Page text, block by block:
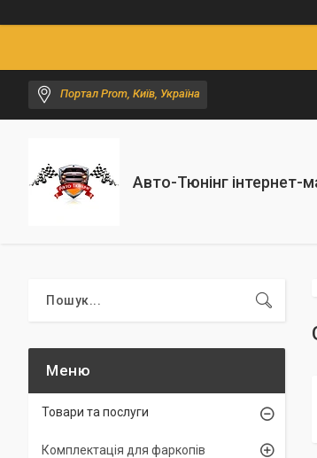
Портал Prom, Київ, Україна
Авто-Тюнінг інтернет-
Товари та послуги
Комплектація для фаркопів